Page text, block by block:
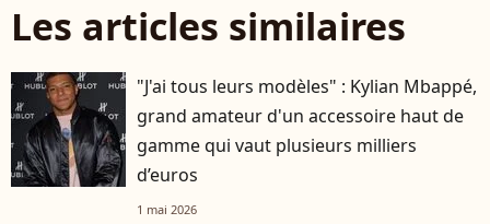
Les articles similaires
"J'ai tous leurs modèles" : Kylian Mbappé,
grand amateur d'un accessoire haut de
gamme qui vaut plusieurs milliers
d’euros
1 mai 2026